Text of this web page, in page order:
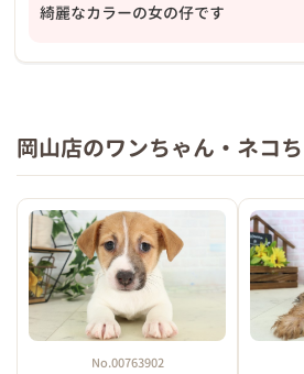
綺麗なカラーの女の仔です
岡山店のワンちゃん・ネコ
No.00763902